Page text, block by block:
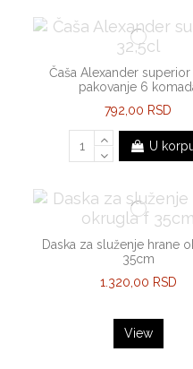
Čaša Alexander superior
pakovanje 6
792,00 RSD
U
Daska za služenje hrane
35cm
1.320,00 RSD
View